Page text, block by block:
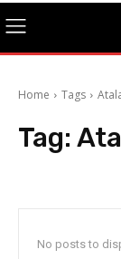
Home Tags
Tag:
No posts to